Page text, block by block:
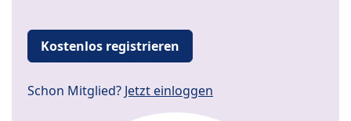
Kostenlos registrieren
Schon Mitglied? Jetzt einloggen